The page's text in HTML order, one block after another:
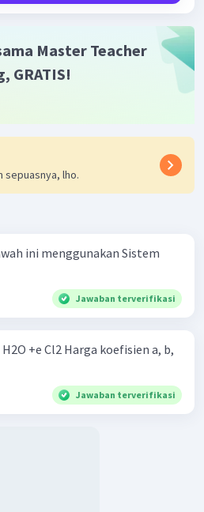
Master Teacher
GRATIS!
sepuasnya, lho.
ini menggunakan Sistem
Jawaban terverifikasi
+e Cl2 Harga koefisien a, b,
Jawaban terverifikasi